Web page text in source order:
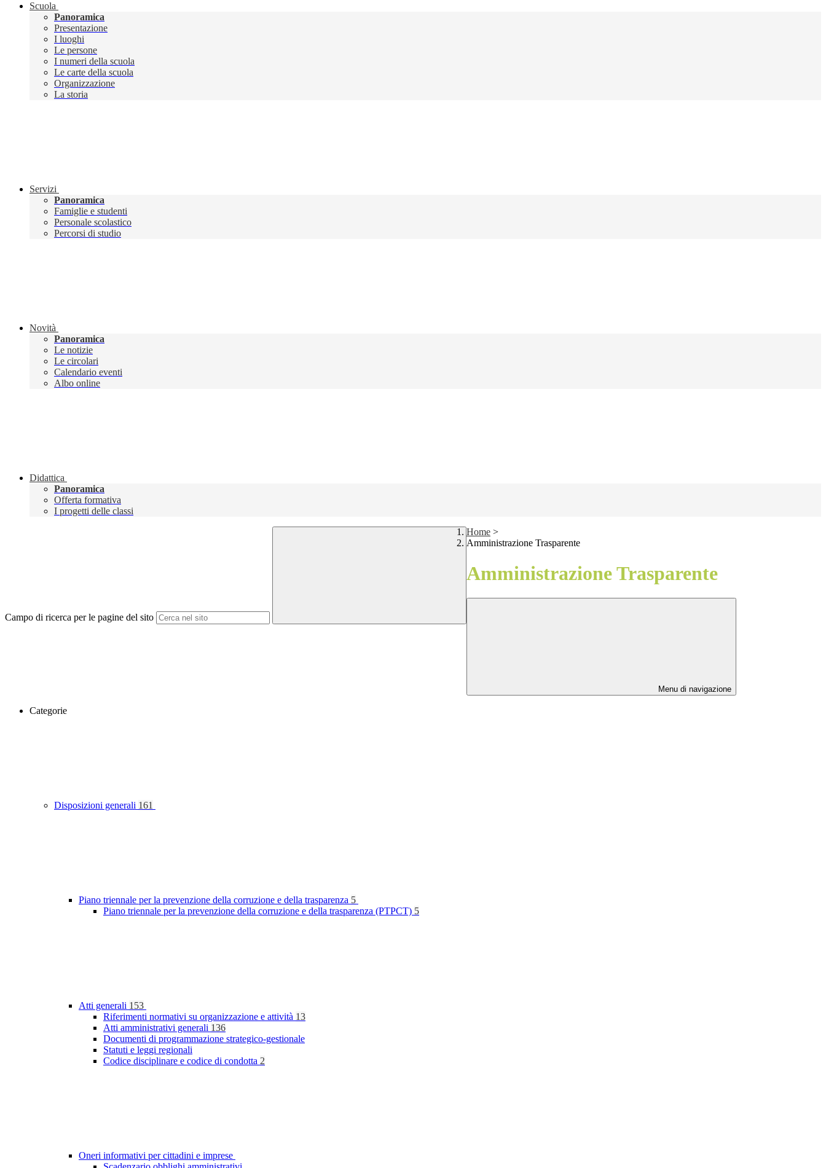
Scuola
Panoramica
Presentazione
I luoghi
Le persone
I numeri della scuola
Le carte della scuola
Organizzazione
La storia
Servizi
Panoramica
Famiglie e studenti
Personale scolastico
Percorsi di studio
Novità
Panoramica
Le notizie
Le circolari
Calendario eventi
Albo online
Didattica
Panoramica
Offerta formativa
I progetti delle classi
Campo di ricerca per le pagine del sito
Home >
Amministrazione Trasparente
Amministrazione Trasparente
Menu di navigazione
Categorie
Disposizioni generali 161
Piano triennale per la prevenzione della corruzione e della trasparenza 5
Piano triennale per la prevenzione della corruzione e della trasparenza (PTPCT) 5
Atti generali 153
Riferimenti normativi su organizzazione e attività 13
Atti amministrativi generali 136
Documenti di programmazione strategico-gestionale
Statuti e leggi regionali
Codice disciplinare e codice di condotta 2
Oneri informativi per cittadini e imprese